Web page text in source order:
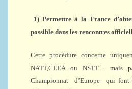
1) Permettre à la France
possible dans les rencontres
Cette procédure concerne
NATT,CLEA ou NSTT… mais
Championnat d’Europe qui font